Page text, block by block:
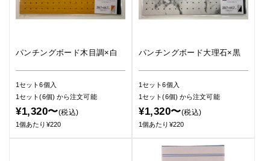
パンチングボード木目調×白
1セット6個入
1セット(6個) から注文可能
¥1,320〜(税込)
1個あたり¥220
パンチングボード大理石×黒
1セット6個入
1セット(6個) から注文可能
¥1,320〜(税込)
1個あたり¥220